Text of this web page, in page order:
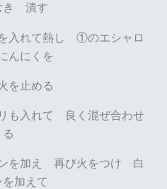
き 潰す
入れて熱し ①のエシャロ
んにくを
を止める
入れて 良く混ぜ合わせ
る
を加え 再び火をつけ 白
を加えて